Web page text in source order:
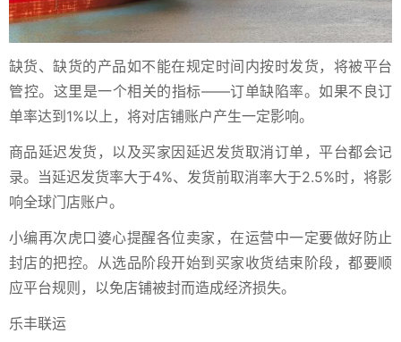
缺货、缺货的产品如不能在规定时间内按时发货，将被平台
管控。这里是一个相关的指标——订单缺陷率。如果不良订
单率达到1%以上，将对店铺账户产生一定影响。
商品延迟发货，以及买家因延迟发货取消订单，平台都会记
录。当延迟发货率大于4%、发货前取消率大于2.5%时，将影
响全球门店账户。
小编再次虎口婆心提醒各位卖家，在运营中一定要做好防止
封店的把控。从选品阶段开始到买家收货结束阶段，都要顺
应平台规则，以免店铺被封而造成经济损失。
乐丰联运